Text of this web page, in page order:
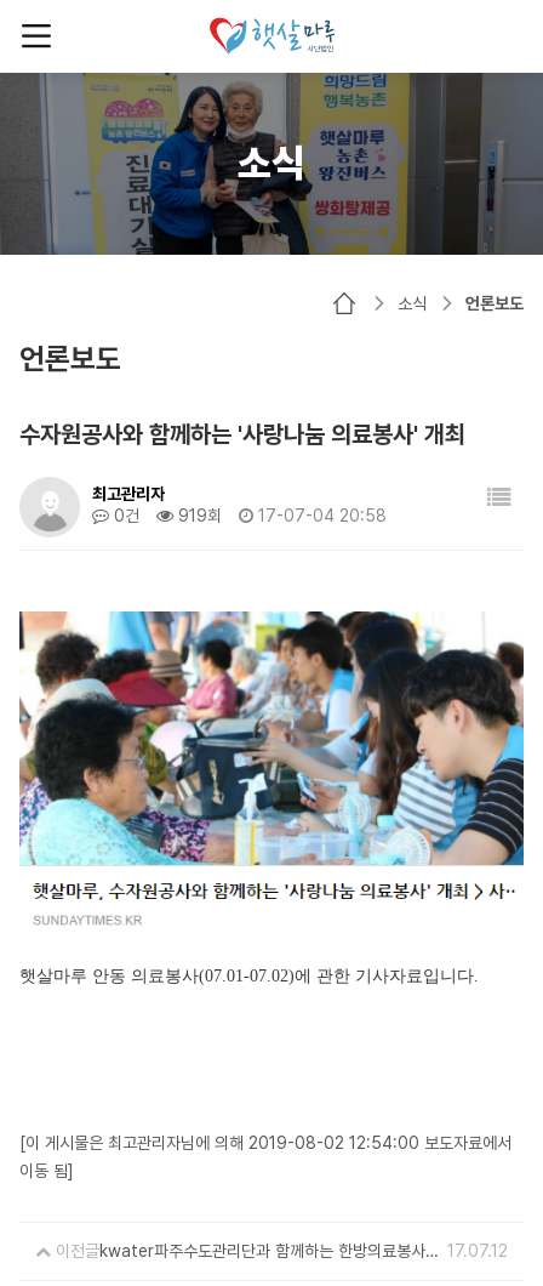
소식
소식 언론보도
언론보도
수자원공사와 함께하는 '사랑나눔 의료봉사' 개최
최고관리자
0건
919회 17-07-04 20:58
햇살마루 안동 의료봉사(07.01-07.02)에 관한 기사자료입니다.
[이 게시물은 최고관리자님에 의해 2019-08-02 12:54:00 보도자료에서
이동 됨]
이전글kwater파주수도관리단과 함께하는 한방의료봉사
17.07.12